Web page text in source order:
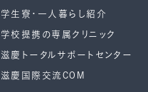
学生寮・一人暮らし紹介
学校提携の専属クリニック
滋慶トータルサポートセンター
滋慶国際交流COM